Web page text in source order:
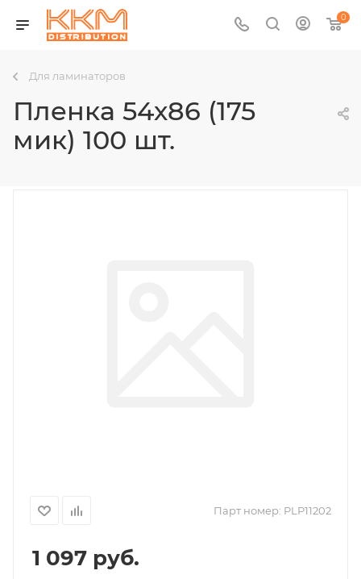
0
Для ламинаторов
Пленка 54х86 (175
мик) 100 шт.
Парт номер: PLP11202
1 097 руб.